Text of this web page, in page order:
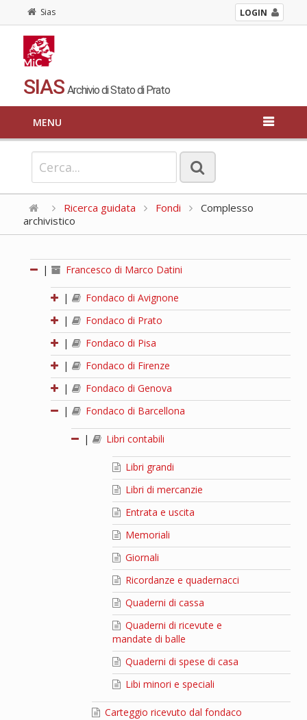
Sias LOGIN
SIAS Archivio di Stato di Prato
MENU
Ricerca guidata Fondi
Complesso
archivistico
| Francesco di Marco Datini
|
Fondaco di Avignone
|
Fondaco di Prato
|
Fondaco di Pisa
|
Fondaco di Firenze
|
Fondaco di Genova
|
Fondaco di Barcellona
| Libri contabili
Libri grandi
Libri di mercanzie
Entrata e uscita
Memoriali
Giornali
Ricordanze e quadernacci
Quaderni di cassa
Quaderni di ricevute e
mandate di balle
Quaderni di spese di casa
Libi minori e speciali
Carteggio ricevuto dal fondaco